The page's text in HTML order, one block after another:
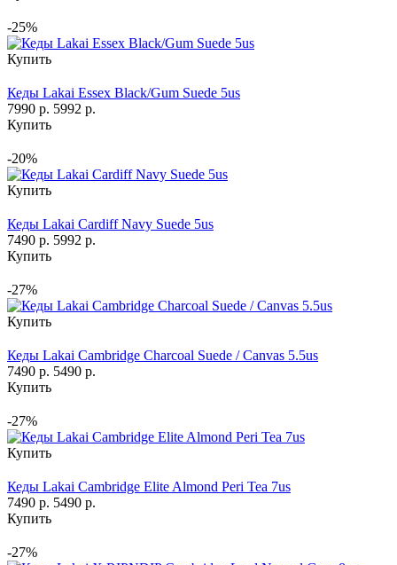
-25%
Купить
Кеды Lakai Essex Black/Gum Suede 5us
7990 р. 5992 р.
Купить
-20%
Купить
Кеды Lakai Cardiff Navy Suede 5us
7490 р. 5992 р.
Купить
-27%
Купить
Кеды Lakai Cambridge Charcoal Suede / Canvas 5.5us
7490 р. 5490 р.
Купить
-27%
Купить
Кеды Lakai Cambridge Elite Almond Peri Tea 7us
7490 р. 5490 р.
Купить
-27%